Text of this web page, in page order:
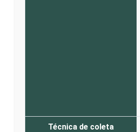
Técnica de coleta